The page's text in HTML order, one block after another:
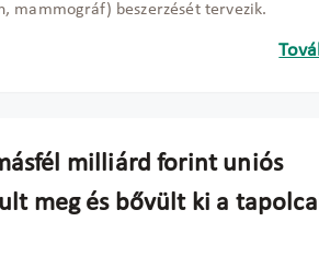
mammográf) beszerzését tervezik.
milliárd forint uniós
meg és bővült ki a